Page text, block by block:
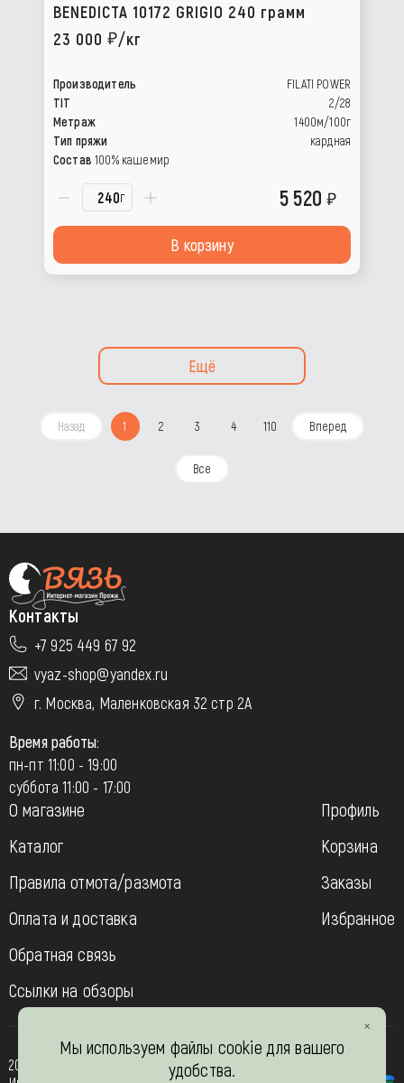
BENEDICTA 10172 GRIGIO 240 грамм
23 000
/кг
Производитель
FILATI POWER
TIT
2/28
Метраж
1400м/100г
Тип пряжи
кардная
Состав 100% кашемир
г 5 520
В корзину
Ещё
Назад 1 2 3 4 110 Вперед
Все
Контакты
+7 925 449 67 92
vyaz-shop@yandex.ru
г. Москва, Маленковская 32 стр 2А
Время работы:
пн-пт 11:00 - 19:00
суббота 11:00 - 17:00
О магазине
Каталог
Правила отмота/размота
Оплата и доставка
Обратная связь
Ссылки на обзоры
Профиль
Корзина
Заказы
Избранное
2013-2026
Мы используем файлы cookie для вашего
удобства.